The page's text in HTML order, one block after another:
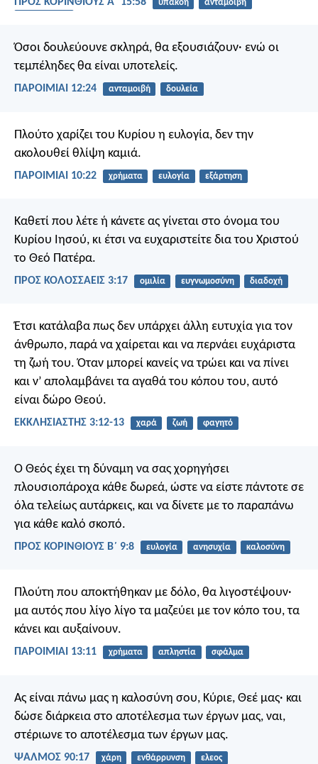
υπακοή
ανταμοιβή
Όσοι δουλεύουνε σκληρά, θα εξουσιάζουν· ενώ οι
τεμπέληδες θα είναι υποτελείς.
ΠΑΡΟΙΜΙΑΙ 12:24 ανταμοιβή δουλεία
Πλούτο χαρίζει του Κυρίου η ευλογία, δεν την
ακολουθεί θλίψη καμιά.
ΠΑΡΟΙΜΙΑΙ 10:22 χρήματα ευλογία εξάρτηση
Καθετί που λέτε ή κάνετε ας γίνεται στο όνομα του
Κυρίου Ιησού, κι έτσι να ευχαριστείτε δια του Χριστού
το Θεό Πατέρα.
ΠΡΟΣ ΚΟΛΟΣΣΑΕΙΣ 3:17 ομιλία ευγνωμοσύνη διαδοχή
Έτσι κατάλαβα πως δεν υπάρχει άλλη ευτυχία για τον
άνθρωπο, παρά να χαίρεται και να περνάει ευχάριστα
τη ζωή του. Όταν μπορεί κανείς να τρώει και να πίνει
και ν’ απολαμβάνει τα αγαθά του κόπου του, αυτό
είναι δώρο Θεού.
ΕΚΚΛΗΣΙΑΣΤΗΣ 3:12-13 χαρά ζωή φαγητό
Ο Θεός έχει τη δύναμη να σας χορηγήσει
πλουσιοπάροχα κάθε δωρεά, ώστε να είστε πάντοτε σε
όλα τελείως αυτάρκεις, και να δίνετε με το παραπάνω
για κάθε καλό σκοπό.
ΠΡΟΣ ΚΟΡΙΝΘΙΟΥΣ Β΄ 9:8 ευλογία ανησυχία καλοσύνη
Πλούτη που αποκτήθηκαν με δόλο, θα λιγοστέψουν·
μα αυτός που λίγο λίγο τα μαζεύει με τον κόπο του, τα
κάνει και αυξαίνουν.
ΠΑΡΟΙΜΙΑΙ 13:11 χρήματα απληστία σφάλμα
Ας είναι πάνω μας η καλοσύνη σου, Κύριε, Θεέ μας· και
δώσε διάρκεια στο αποτέλεσμα των έργων μας, ναι,
στέριωνε το αποτέλεσμα των έργων μας.
ΨΑΛΜΌΣ 90:17 χάρη ενθάρρυνση ελεος